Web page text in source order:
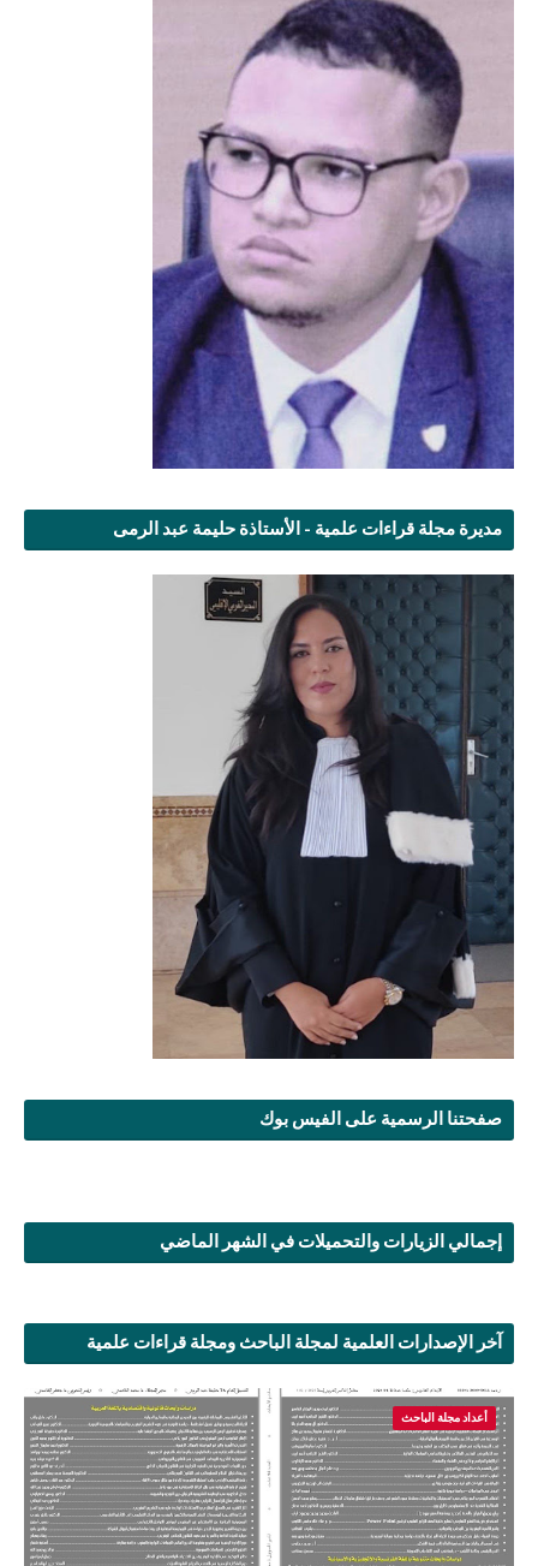
مديرة مجلة قراءات علمية - الأستاذة حليمة عبد الرمى
صفحتنا الرسمية على الفيس بوك
إجمالي الزيارات والتحميلات في الشهر الماضي
آخر الإصدارات العلمية لمجلة الباحث ومجلة قراءات علمية
أعداد مجلة الباحث